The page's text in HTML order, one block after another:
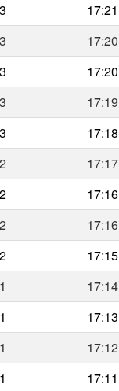
17:21
17:20
17:20
17:19
17:18
17:17
17:16
17:16
17:15
17:14
17:13
17:12
17:11